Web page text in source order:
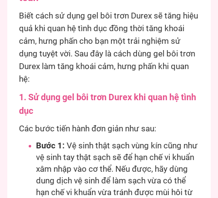
Biết cách sử dụng gel bôi trơn Durex sẽ tăng hiệu
quả khi quan hệ tình dục đồng thời tăng khoái
cảm, hưng phấn cho bạn một trải nghiệm sử
dụng tuyệt vời. Sau đây là cách dùng gel bôi trơn
Durex làm tăng khoái cảm, hưng phấn khi quan
hệ:
1. Sử dụng gel bôi trơn Durex khi quan hệ tình
dục
Các bước tiến hành đơn giản như sau:
Bước 1: Vệ sinh thật sạch vùng kín cũng như
vệ sinh tay thật sạch sẽ để hạn chế vi khuẩn
xâm nhập vào cơ thể. Nếu được, hãy dùng
dung dịch vệ sinh để làm sạch vừa có thể
hạn chế vi khuẩn vừa tránh được mùi hôi từ